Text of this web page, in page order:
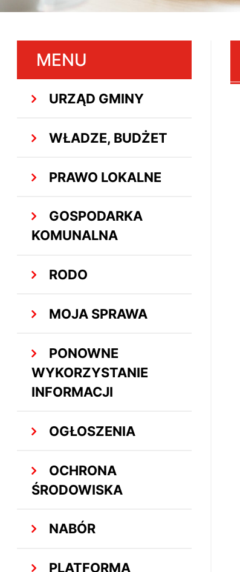
MENU
URZĄD GMINY
WŁADZE, BUDŻET
PRAWO LOKALNE
GOSPODARKA
KOMUNALNA
RODO
MOJA SPRAWA
PONOWNE
WYKORZYSTANIE
INFORMACJI
OGŁOSZENIA
OCHRONA
ŚRODOWISKA
NABÓR
PLATFORMA